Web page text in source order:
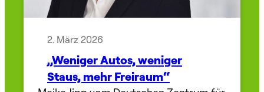
2. März 2026
„Weniger Autos, weniger
Staus, mehr Freiraum“